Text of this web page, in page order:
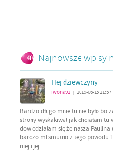
Najnowsze wpisy
Hej dziewczyny
iwona91 2019-06-15 21:57
Bardzo długo mnie tu nie było bo
strony wyskakiwał jak chciałam tu
dowiedziałam się że nasza Paulina
bardzo mi smutno z tego powodu i
niej i jej...